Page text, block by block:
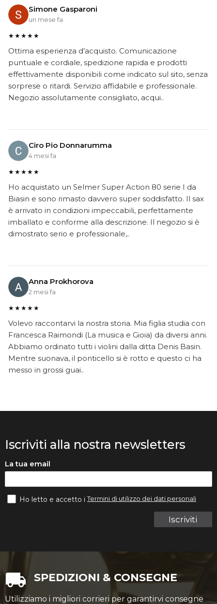
Simone Gasparoni
un mese fa
★★★★★
Ottima esperienza d’acquisto. Comunicazione
puntuale e cordiale, spedizione rapida e prodotti
effettivamente disponibili come indicato sul sito, senza
sorprese o ritardi. Servizio affidabile e professionale.
Negozio assolutamente consigliato, acqui..
Ciro Pio Donnarumma
4 mesi fa
★★★★★
Ho acquistato un Selmer Super Action 80 serie I da
Biasin e sono rimasto davvero super soddisfatto. Il sax
è arrivato in condizioni impeccabili, perfettamente
imballato e conforme alla descrizione. Il negozio si è
dimostrato serio e professionale,..
Anna Prokhorova
2 mesi fa
★★★★★
Volevo raccontarvi la nostra storia. Mia figlia studia con
Francesca Raimondi (La musica e Gioia) da diversi anni.
Abbiamo ordinato tutti i violini dalla ditta Denis Basin.
Mentre suonava, il ponticello si è rotto e questo ci ha
messo in grossi guai..
Iscriviti alla nostra newsletters
La tua email
Iscriviti
Ho letto e accetto iTermini di utilizzo dei dati personali
SPEDIZIONI & CONSEGNE
Utilizziamo i migliori corrieri per garantirvi consegne